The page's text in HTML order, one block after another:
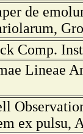
de
Comp.
Lineae
ex pulsu,